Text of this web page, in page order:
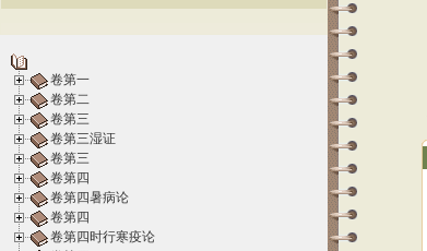
卷第一
卷第二
卷第三
卷第三湿证
卷第三
卷第四
卷第四暑病论
卷第四
卷第四时行寒疫论